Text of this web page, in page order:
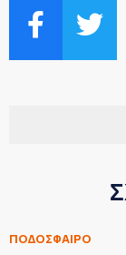
ΠΟΔΟΣΦΑΙΡΟ